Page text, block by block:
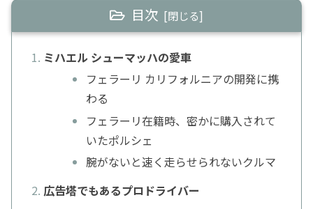
目次
ミハエル シューマッハの愛車
フェラーリ カリフォルニアの開発に携
わる
フェラーリ在籍時、密かに購入されて
いたポルシェ
腕がないと速く走らせられないクルマ
広告塔でもあるプロドライバー